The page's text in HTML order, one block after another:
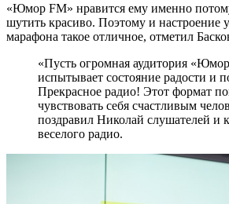
«Юмор FM» нравится ему именно
шутить красиво. Поэтому и настроение
марафона такое отличное, отметил
«Пусть огромная аудитория
испытывает состояние радости и
Прекрасное радио! Этот формат
чувствовать себя счастливым
поздравил Николай слушателей и
веселого радио.